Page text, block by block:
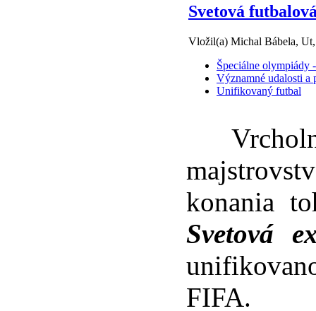
Svetová
Vložil(a) Michal Bábela,
Špeciálne olympiády
Významné udalosti a
Unifikovaný futbal
konania
Svetová
FIFA.